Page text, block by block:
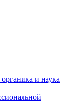
и наука